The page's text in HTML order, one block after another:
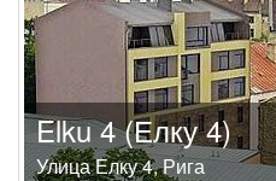
Elku 4 (Елку 4)
Улица Елку 4, Рига